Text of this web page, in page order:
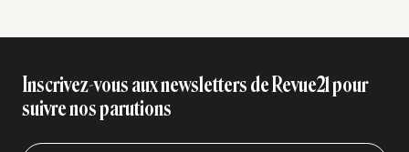
Inscrivez-vous aux newsletters de Revue21 pour
suivre nos parutions